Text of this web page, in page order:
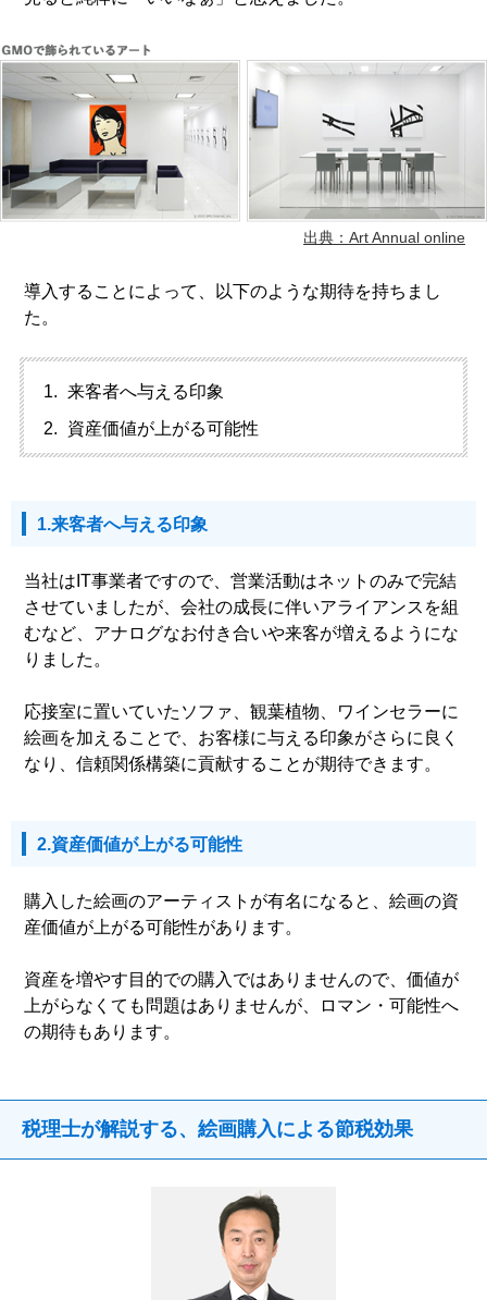
出典：Art Annual online
導入することによって、以下のような期待を持ちまし
た。
来客者へ与える印象
資産価値が上がる可能性
1.来客者へ与える印象
当社はIT事業者ですので、営業活動はネットのみで完結
させていましたが、会社の成長に伴いアライアンスを組
むなど、アナログなお付き合いや来客が増えるようにな
りました。
応接室に置いていたソファ、観葉植物、ワインセラーに
絵画を加えることで、お客様に与える印象がさらに良く
なり、信頼関係構築に貢献することが期待できます。
2.資産価値が上がる可能性
購入した絵画のアーティストが有名になると、絵画の資
産価値が上がる可能性があります。
資産を増やす目的での購入ではありませんので、価値が
上がらなくても問題はありませんが、ロマン・可能性へ
の期待もあります。
税理士が解説する、絵画購入による節税効果